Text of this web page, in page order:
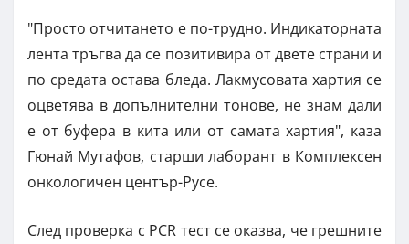
"Просто отчитането е по-трудно. Индикаторната
лента тръгва да се позитивира от двете страни и
по средата остава бледа. Лакмусовата хартия се
оцветява в допълнителни тонове, не знам дали
е от буфера в кита или от самата хартия", каза
Гюнай Мутафов, старши лаборант в Комплексен
онкологичен център-Русе.
След проверка с PCR тест се оказва, че грешните